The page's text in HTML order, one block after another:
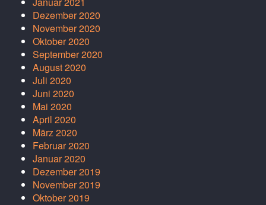
Dezember 2020
November 2020
Oktober 2020
September 2020
August 2020
Juli 2020
Juni 2020
Mai 2020
April 2020
März 2020
Februar 2020
Januar 2020
Dezember 2019
November 2019
Oktober 2019